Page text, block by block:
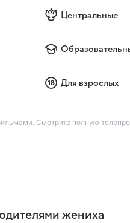
Центральные
Для взрослых
Смотрите полную
жениха